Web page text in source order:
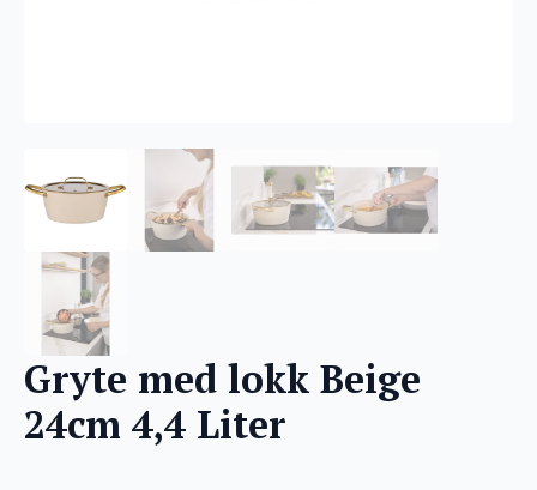
Gryte med lokk Beige
24cm 4,4 Liter